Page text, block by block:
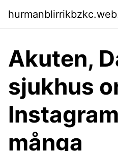
Akuten,
sjukhus
många